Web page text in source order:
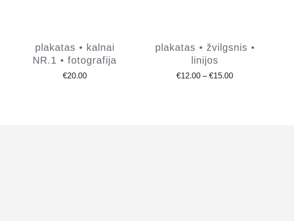
plakatas • kalnai
NR.1 • fotografija
€20.00
plakatas • žvilgsnis •
linijos
€12.00 – €15.00Price